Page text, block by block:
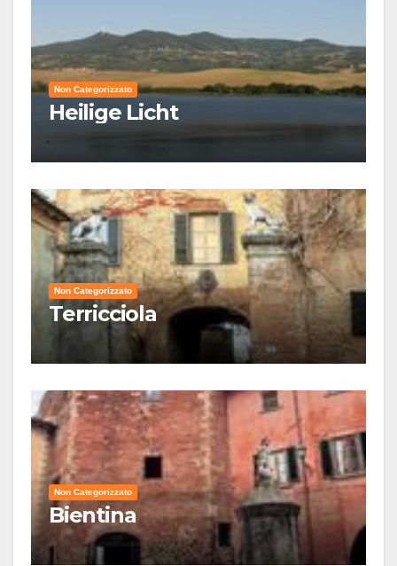
Non Categorizzato
Heilige Licht
Non Categorizzato
Terricciola
Non Categorizzato
Bientina